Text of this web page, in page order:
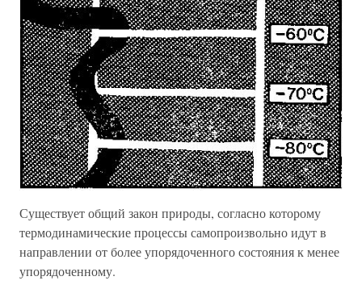
Существует общий закон природы, согласно которому
термодинамические процессы самопроизвольно идут в
направлении от более упорядоченного состояния к менее
упорядоченному.